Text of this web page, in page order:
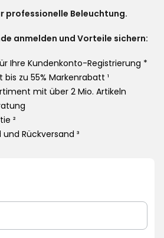
professionelle Beleuchtung.
anmelden und Vorteile sichern:
Ihre Kundenkonto-Registrierung *
zu 55% Markenrabatt ¹
mit über 2 Mio. Artikeln
²
Rückversand ³